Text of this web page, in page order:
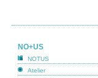
NO+US
NOTUS
Atelier